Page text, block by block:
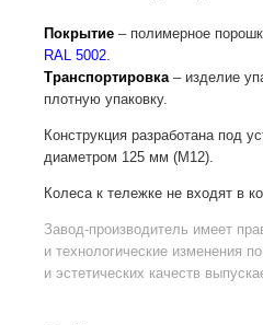
Покрытие – полимерное
RAL 5002.
Транспортировка– изделие
плотную упаковку.
Конструкция разработана под
диаметром 125 мм (М12).
Колеса к тележке не входят в
Завод-производитель имеет
и технологические изменения
и эстетических качеств